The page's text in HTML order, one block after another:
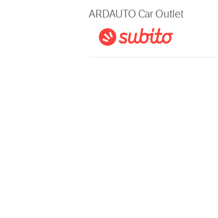
Magazine
ARDAUTO Car Outlet